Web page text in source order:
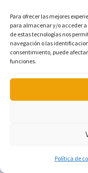
Para ofrecer las mejores
para almacenar y/o acceder
de estas tecnologías nos
navegación o las
consentimiento, puede
funciones.
Política de
VICTOR GARCÉS
ENERO 13, 2017 A
Qué bonito lugar
vea chévere, en